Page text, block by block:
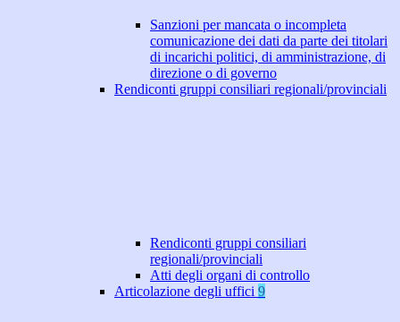
Sanzioni per mancata o incompleta
comunicazione dei dati da parte dei titolari
di incarichi politici, di amministrazione, di
direzione o di governo
Rendiconti gruppi consiliari regionali/provinciali
Rendiconti gruppi consiliari
regionali/provinciali
Atti degli organi di controllo
Articolazione degli uffici 9